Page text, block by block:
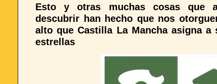
Esto y otras muchas cosas que
descubrir han hecho que nos
alto que Castilla La Mancha asigna a
estrellas